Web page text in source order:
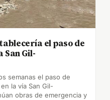
el paso de
San Gil-
semanas el paso de
la vía San Gil-
obras de emergencia y